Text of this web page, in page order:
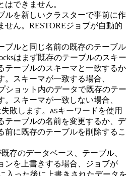
はできません。
ルを新しいクラスターで事前に作
せん。RESTOREジョブが自動的
ブルと同じ名前の既存のテーブル
はまず既存のテーブルのスキー
テーブルのスキーマと一致するか
。スキーマが一致する場合、
ショット内のデータで既存のテー
。スキーマが一致しない場合、
敗します。 ASキーワードを使用
テーブルの名前を変更するか、デ
前に既存のテーブルを削除するこ
存のデータベース、テーブル、
ンを上書きする場合、ジョブが